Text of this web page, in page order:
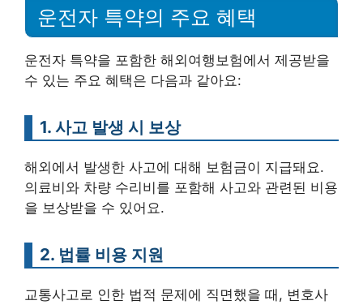
운전자 특약의 주요 혜택
운전자 특약을 포함한 해외여행보험에서 제공받을
수 있는 주요 혜택은 다음과 같아요:
1. 사고 발생 시 보상
해외에서 발생한 사고에 대해 보험금이 지급돼요.
의료비와 차량 수리비를 포함해 사고와 관련된 비용
을 보상받을 수 있어요.
2. 법률 비용 지원
교통사고로 인한 법적 문제에 직면했을 때, 변호사